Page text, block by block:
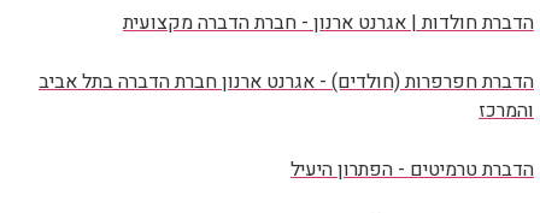
הדברת חולדות | אגרנט ארנון - חברת הדברה מקצועית
הדברת חפרפרות (חולדים) - אגרנט ארנון חברת הדברה בתל אביב
והמרכז
הדברת טרמיטים - הפתרון היעיל